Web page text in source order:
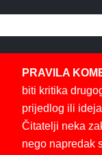
PRAVILA
biti kritika
prijedlog ili
Čitatelji neka
nego napredak